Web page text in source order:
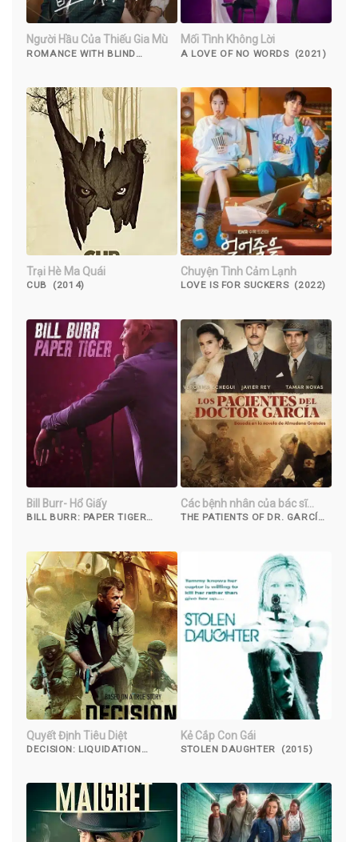
Người Hầu Của Thiếu Gia Mù
ROMANCE WITH BLIND
Mối Tình Không Lời
A LOVE OF NO WORDS (2021)
Trại Hè Ma Quái
CUB (2014)
Chuyện Tình Cảm Lạnh
LOVE IS FOR SUCKERS (2022)
Bill Burr- Hổ Giấy
BILL BURR: PAPER TIGER
Các bệnh nhân của bác sĩ
García
THE PATIENTS OF DR. GARCÍA
Quyết Định Tiêu Diệt
DECISION: LIQUIDATION
Kẻ Cắp Con Gái
STOLEN DAUGHTER (2015)